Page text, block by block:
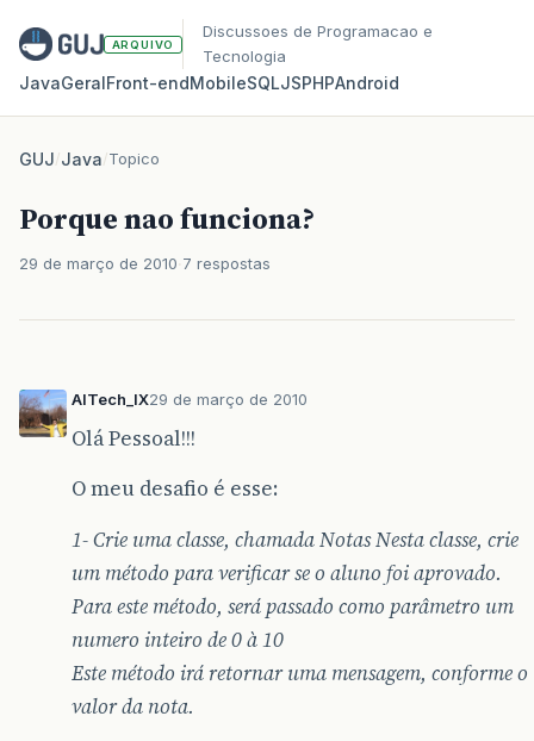
ARQUIVO
Discussoes de Programacao e
Tecnologia
JavaGeralFront‑endMobileSQLJSPHPAndroid
GUJ/Java/Topico
Porque nao funciona?
29 de março de 2010 7 respostas
AITech_IX29 de março de 2010
Olá Pessoal!!!
O meu desafio é esse:
1- Crie uma classe, chamada Notas Nesta classe, crie
um método para verificar se o aluno foi aprovado.
Para este método, será passado como parâmetro um
numero inteiro de 0 à 10
Este método irá retornar uma mensagem, conforme o
valor da nota.